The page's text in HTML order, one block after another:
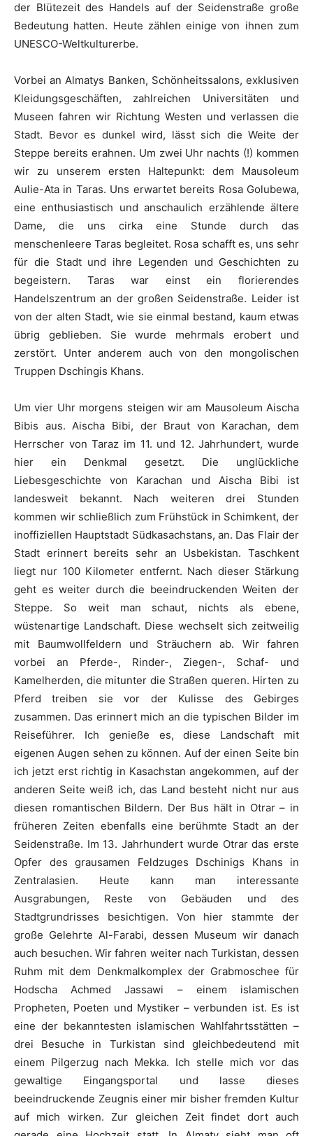
der Blütezeit des Handels auf der Seidenstraße große
Bedeutung hatten. Heute zählen einige von ihnen zum
UNESCO-Weltkulturerbe.
Vorbei an Almatys Banken, Schönheitssalons, exklusiven
Kleidungsgeschäften, zahlreichen Universitäten und
Museen fahren wir Richtung Westen und verlassen die
Stadt. Bevor es dunkel wird, lässt sich die Weite der
Steppe bereits erahnen. Um zwei Uhr nachts (!) kommen
wir zu unserem ersten Haltepunkt: dem Mausoleum
Aulie-Ata in Taras. Uns erwartet bereits Rosa Golubewa,
eine enthusiastisch und anschaulich erzählende ältere
Dame, die uns cirka eine Stunde durch das
menschenleere Taras begleitet. Rosa schafft es, uns sehr
für die Stadt und ihre Legenden und Geschichten zu
begeistern. Taras war einst ein florierendes
Handelszentrum an der großen Seidenstraße. Leider ist
von der alten Stadt, wie sie einmal bestand, kaum etwas
übrig geblieben. Sie wurde mehrmals erobert und
zerstört. Unter anderem auch von den mongolischen
Truppen Dschingis Khans.
Um vier Uhr morgens steigen wir am Mausoleum Aischa
Bibis aus. Aischa Bibi, der Braut von Karachan, dem
Herrscher von Taraz im 11. und 12. Jahrhundert, wurde
hier ein Denkmal gesetzt. Die unglückliche
Liebesgeschichte von Karachan und Aischa Bibi ist
landesweit bekannt. Nach weiteren drei Stunden
kommen wir schließlich zum Frühstück in Schimkent, der
inoffiziellen Hauptstadt Südkasachstans, an. Das Flair der
Stadt erinnert bereits sehr an Usbekistan. Taschkent
liegt nur 100 Kilometer entfernt. Nach dieser Stärkung
geht es weiter durch die beeindruckenden Weiten der
Steppe. So weit man schaut, nichts als ebene,
wüstenartige Landschaft. Diese wechselt sich zeitweilig
mit Baumwollfeldern und Sträuchern ab. Wir fahren
vorbei an Pferde-, Rinder-, Ziegen-, Schaf- und
Kamelherden, die mitunter die Straßen queren. Hirten zu
Pferd treiben sie vor der Kulisse des Gebirges
zusammen. Das erinnert mich an die typischen Bilder im
Reiseführer. Ich genieße es, diese Landschaft mit
eigenen Augen sehen zu können. Auf der einen Seite bin
ich jetzt erst richtig in Kasachstan angekommen, auf der
anderen Seite weiß ich, das Land besteht nicht nur aus
diesen romantischen Bildern. Der Bus hält in Otrar – in
früheren Zeiten ebenfalls eine berühmte Stadt an der
Seidenstraße. Im 13. Jahrhundert wurde Otrar das erste
Opfer des grausamen Feldzuges Dschinigs Khans in
Zentralasien. Heute kann man interessante
Ausgrabungen, Reste von Gebäuden und des
Stadtgrundrisses besichtigen. Von hier stammte der
große Gelehrte Al-Farabi, dessen Museum wir danach
auch besuchen. Wir fahren weiter nach Turkistan, dessen
Ruhm mit dem Denkmalkomplex der Grabmoschee für
Hodscha Achmed Jassawi – einem islamischen
Propheten, Poeten und Mystiker – verbunden ist. Es ist
eine der bekanntesten islamischen Wahlfahrtsstätten –
drei Besuche in Turkistan sind gleichbedeutend mit
einem Pilgerzug nach Mekka. Ich stelle mich vor das
gewaltige Eingangsportal und lasse dieses
beeindruckende Zeugnis einer mir bisher fremden Kultur
auf mich wirken. Zur gleichen Zeit findet dort auch